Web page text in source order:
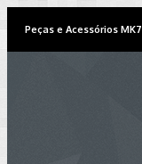
Peças e Acessórios MK7